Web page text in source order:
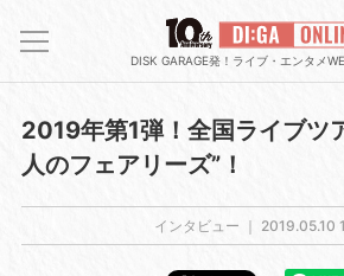
DISK GARAGE発！ライブ・エンタメ
2019年第1弾！全国ライブツ
人のフェアリーズ”！
インタビュー ｜ 2019.05.10